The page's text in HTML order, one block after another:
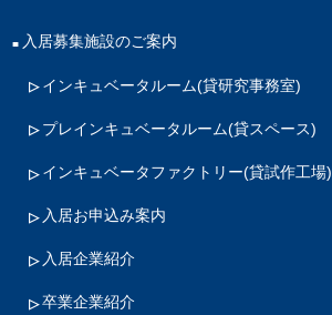
入居募集施設のご案内
インキュベータルーム(貸研究事務室)
プレインキュベータルーム(貸スペース)
インキュベータファクトリー(貸試作工場)
入居お申込み案内
入居企業紹介
卒業企業紹介